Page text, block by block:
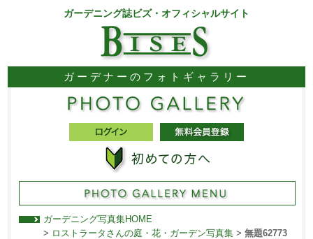
ガーデニング誌ビズ・オフィシャルサイト
ガーデナーのフォトギャラリー
ガーデニング写真集HOME
> ロストラータさんの庭・花・ガーデン写真集> 無題62773